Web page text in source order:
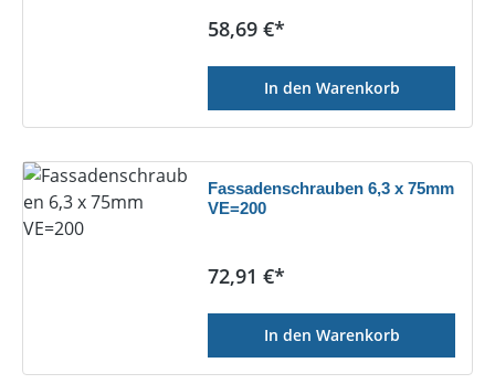
Regulärer Preis:
58,69 €*
In den Warenkorb
Fassadenschrauben 6,3 x 75mm
VE=200
Regulärer Preis:
72,91 €*
In den Warenkorb